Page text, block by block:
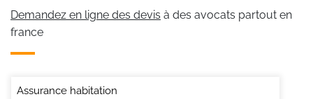
Demandez en ligne des devis à des avocats partout en
france
Assurance habitation